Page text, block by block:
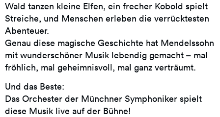
Wald tanzen kleine Elfen, ein frecher Kobold spielt
Streiche, und Menschen erleben die verrücktesten
Abenteuer.
Genau diese magische Geschichte hat Mendelssohn
mit wunderschöner Musik lebendig gemacht – mal
fröhlich, mal geheimnisvoll, mal ganz verträumt.
Und das Beste:
Das Orchester der Münchner Symphoniker spielt
diese Musik live auf der Bühne!